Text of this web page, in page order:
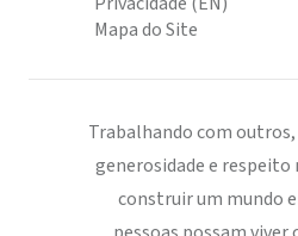
Mapa do Site
Trabalhando com
generosidade e
construir um mundo